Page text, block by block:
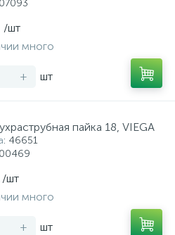
/шт
много
+ шт
пайка 18, VIEGA
: 46651
/шт
много
+ шт